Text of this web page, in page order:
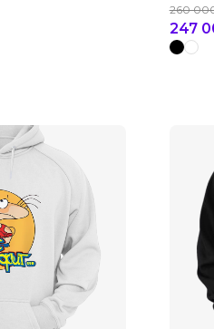
отец
260
247